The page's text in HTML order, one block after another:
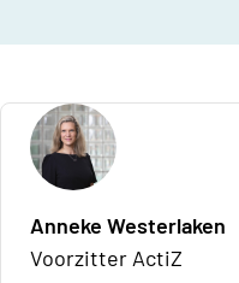
Anneke Westerlaken
Voorzitter ActiZ